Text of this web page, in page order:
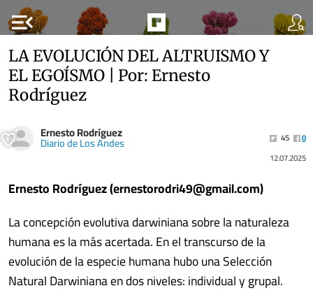
menu_open
LA EVOLUCIÓN DEL ALTRUISMO Y
EL EGOÍSMO | Por: Ernesto
Rodríguez
Ernesto Rodríguez
Diario de Los Andes 45
0
12.07.2025
Ernesto Rodríguez (ernestorodri49@gmail.com)
La concepción evolutiva darwiniana sobre la naturaleza
humana es la más acertada. En el transcurso de la
evolución de la especie humana hubo una Selección
Natural Darwiniana en dos niveles: individual y grupal.